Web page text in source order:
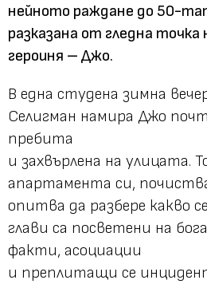
нейното раждане до 50-
разказана от гледна точка
героиня – Джо.
В една студена зимна
Селигман намира Джо
пребита
и захвърлена на улицата.
апартамента си,
опитва да разбере какво
глави са посветени на
факти, асоциации
и преплитащи се